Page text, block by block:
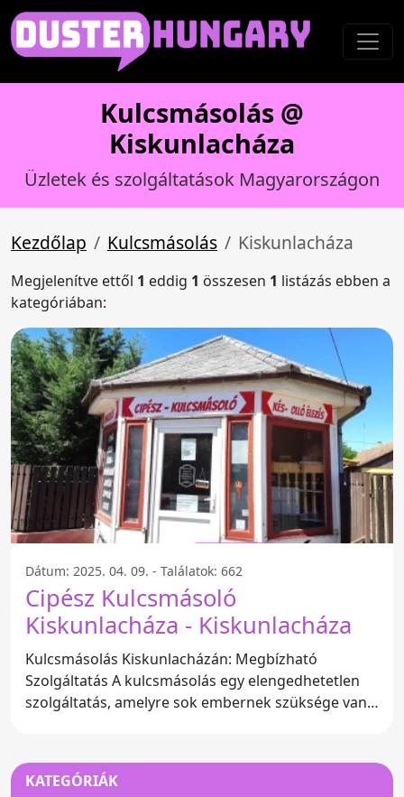
Kulcsmásolás @
Kiskunlacháza
Üzletek és szolgáltatások Magyarországon
Kezdőlap Kulcsmásolás Kiskunlacháza
Megjelenítve ettől 1 eddig 1 összesen 1 listázás ebben a
kategóriában:
Dátum: 2025. 04. 09. - Találatok: 662
Cipész Kulcsmásoló
Kiskunlacháza - Kiskunlacháza
Kulcsmásolás Kiskunlacházán: Megbízható
Szolgáltatás A kulcsmásolás egy elengedhetetlen
szolgáltatás, amelyre sok embernek szüksége van a
KATEGÓRIÁK